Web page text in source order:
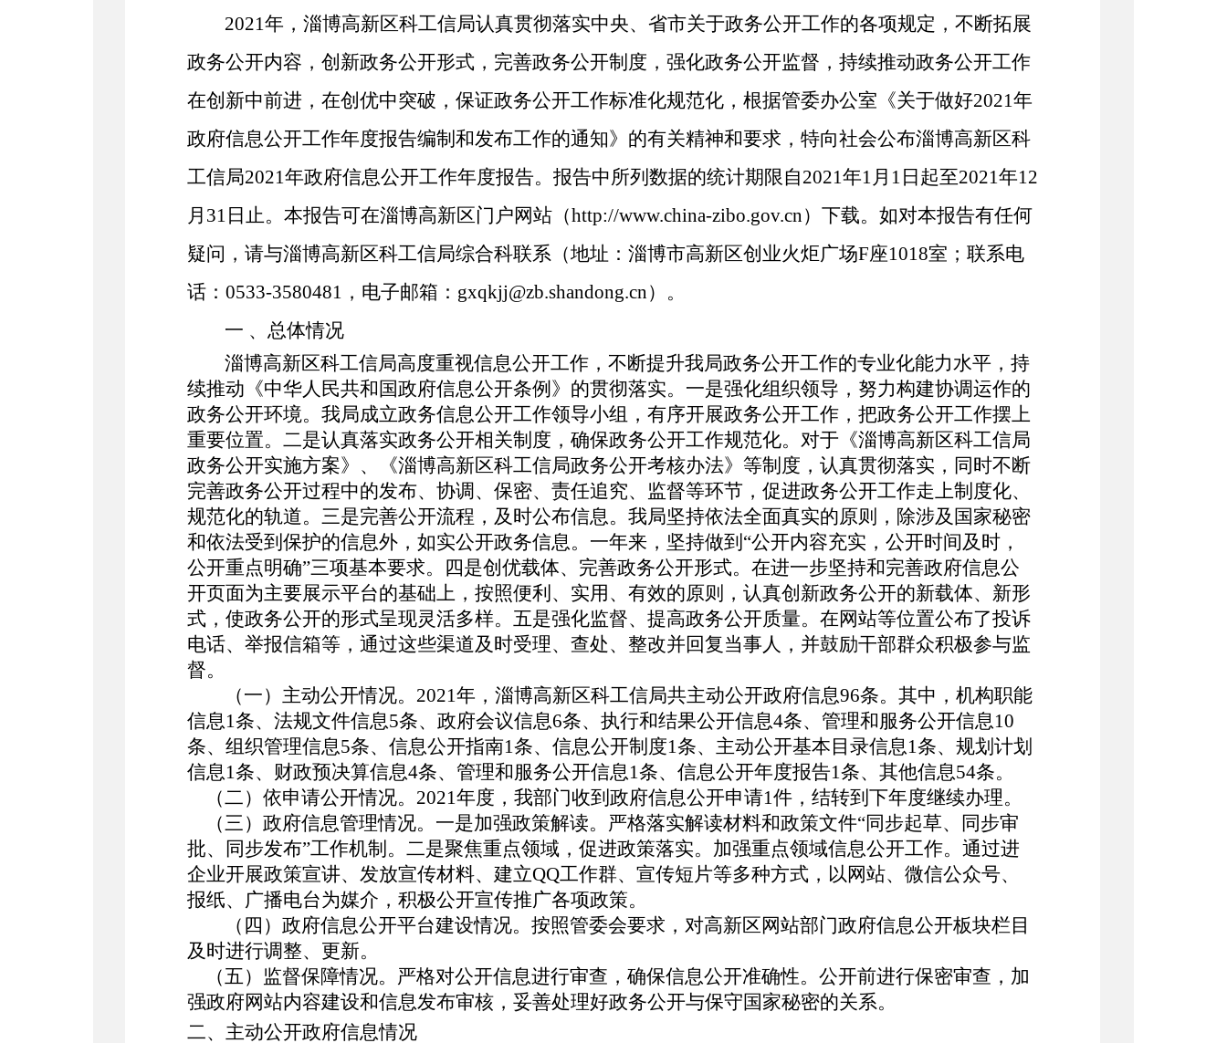
2021年，淄博高新区科工信局认真贯彻落实中央、省市关于政务公开工作的各项规定，不断拓展
政务公开内容，创新政务公开形式，完善政务公开制度，强化政务公开监督， 持续推动政务公开工作
在创新中前进，在创优中突破， 保证政务公开工作标准化规范化 ，根据管委办公室《关于做好2021年
政府信息公开工作年度报告编制和发布工作的通知》的有关精神和要求，特向社会公布淄博高新区科
工信局2021年政府信息公开工作年度报告。报告中所列数据的统计期限自2021年1月1日起至2021年12
月31日止。本报告可在淄博高新区门户网站（http://www.china-zibo.gov.cn）下载。如对本报告有任何
疑问，请与淄博高新区科工信局综合科联系（地址： 淄博市高新区创业火炬广场F座1018室；联系电
话： 0533-3580481，电子邮箱：gxqkjj@zb.shandong.cn）。
一 、总体情况
淄博高新区科工信局高度重视信息公开工作，不断提升我局政务公开工作的专业化能力水平，持
续推动《中华人民共和国政府信息公开条例》 的贯彻落实。 一是强化组织领导，努力构建协调运作的
政务公开环境。我局成立政务信息公开工作领导小组 ，有序开展政务公开工作，把政务公开工作摆上
重要位置。二是认真落实政务公开相关制度 ，确保政务公开工作规范化。对于《淄博高新区科工信局
政务公开实施方案》、《淄博高新区科工信局政务公开考核办法》 等制度，认真贯彻落实，同时不断
完善政务公开过程中的发布、协调、保密、责任追究、监督等环节，促进政务公开工作走上制度化、
规范化的轨道。 三是完善公开流程，及时公布信息。 我局坚持依法全面真实的原则，除涉及国家秘密
和依法受到保护的信息外，如实公开政务信息。一年来，坚持做到 “公开内容充实，公开时间及时，
公开重点明确”三项基本要求。
四是创优载体、完善政务公开形式。 在进一步坚持和完善政府信息公
开页面为主要展示平台的基础上，按照便利、实用、有效的原则，认真创新政务公开的新载体、新形
式，使政务公开的形式呈现灵活多样。 五是强化监督、提高政务公开质量。 在网站等位置公布了投诉
电话、举报信箱等，通过这些渠道及时受理、查处、整改并回复当事人，并鼓励干部群众积极参与监
督。
（一）主动公开情况。2021年，淄博高新区科工信局共主动公开政府信息96条。其中，机构职能
信息1条、法规文件信息5条、政府会议信息6条、执行和结果公开信息4条、管理和服务公开信息10
条、组织管理信息5条、信息公开指南1条、信息公开制度1条、主动公开基本目录信息1条、规划计划
信息1条、财政预决算信息4条、管理和服务公开信息1条、信息公开年度报告1条、其他信息54条。
（二）依申请公开情况。2021年度，我部门收到政府信息公开申请1件，结转到下年度继续办理。
（三）政府信息管理情况。一是加强政策解读。严格落实解读材料和政策文件“同步起草、同步审
批、同步发布”工作机制。二是聚焦重点领域，促进政策落实。加强重点领域信息公开工作。通过进
企业开展政策宣讲、发放宣传材料、建立QQ工作群、宣传短片等多种方式，以网站、微信公众号、
报纸、广播电台为媒介，积极公开宣传推广各项政策。
（四）政府信息公开平台建设情况。按照管委会要求，对高新区网站部门政府信息公开板块栏目
及时进行调整、更新。
（五）监督保障情况。严格对公开信息进行审查，确保信息公开准确性。公开前进行保密审查，加
强政府网站内容建设和信息发布审核，妥善处理好政务公开与保守国家秘密的关系。
二、主动公开政府信息情况